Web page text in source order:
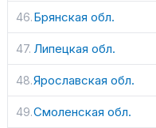
Брянская обл.
Липецкая обл.
Ярославская обл.
Смоленская обл.